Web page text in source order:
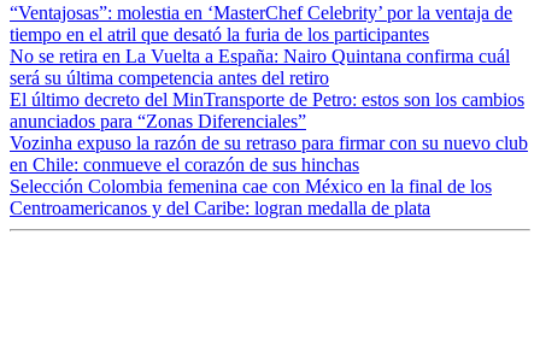
“Ventajosas”: molestia en ‘MasterChef Celebrity’ por la ventaja de
tiempo en el atril que desató la furia de los participantes
No se retira en La Vuelta a España: Nairo Quintana confirma cuál
será su última competencia antes del retiro
El último decreto del MinTransporte de Petro: estos son los cambios
anunciados para “Zonas Diferenciales”
Vozinha expuso la razón de su retraso para firmar con su nuevo club
en Chile: conmueve el corazón de sus hinchas
Selección Colombia femenina cae con México en la final de los
Centroamericanos y del Caribe: logran medalla de plata